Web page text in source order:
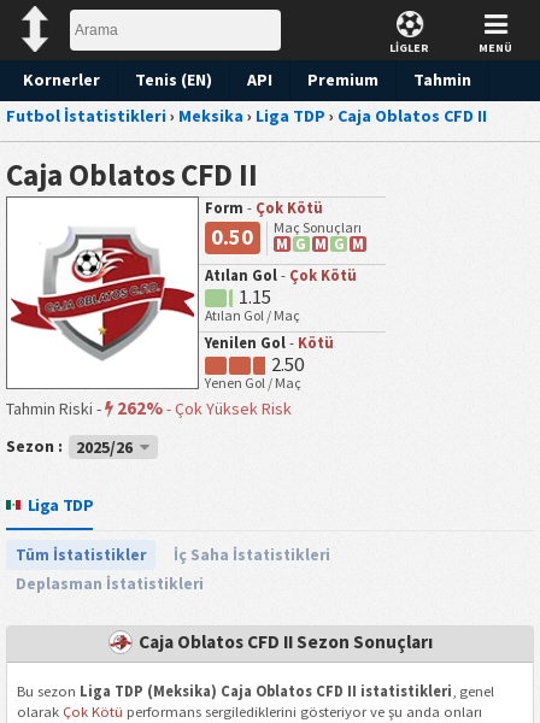
LİGLER MENÜ
Kornerler Tenis (EN) API Premium
Tahmin
Futbol İstatistikleri› Meksika › Liga TDP › Caja Oblatos CFD II
Caja Oblatos CFD II
Form - Çok Kötü
0.50
Maç Sonuçları
M G M G M
Atılan Gol - Çok Kötü
1.15
Atılan Gol / Maç
Yenilen Gol - Kötü
2.50
Yenen Gol / Maç
Tahmin Riski - 262%-Çok Yüksek Risk
Sezon :
2025/26
Liga TDP
Tüm İstatistikler
İç Saha İstatistikleri
Deplasman İstatistikleri
Caja Oblatos CFD II Sezon Sonuçları
Bu sezon Liga TDP (Meksika) Caja Oblatos CFD II istatistikleri, genel
olarak Çok Kötü performans sergilediklerini gösteriyor ve şu anda onları